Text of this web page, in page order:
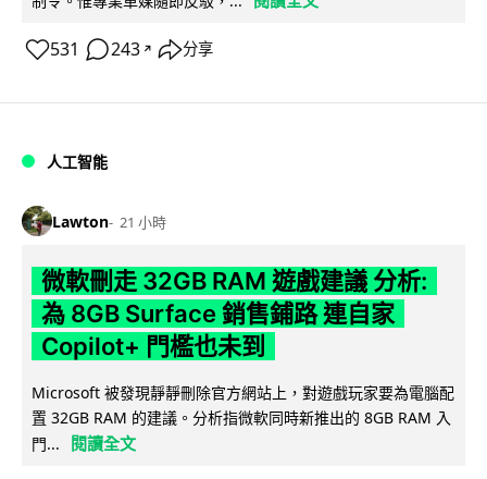
531 243 ↗ 分享
人工智能
Lawton 21 小時
微軟刪走 32GB RAM 遊戲建議 分析:
為 8GB Surface 銷售鋪路 連自家
Copilot+ 門檻也未到
Microsoft 被發現靜靜刪除官方網站上，對遊戲玩家要為電腦配
置 32GB RAM 的建議。分析指微軟同時新推出的 8GB RAM 入
門...
閱讀全文